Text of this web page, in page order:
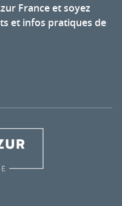
France et soyez
et infos pratiques de